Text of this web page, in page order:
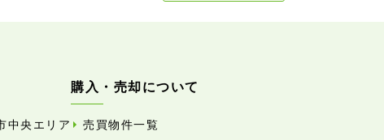
中央エリア
購入・売却について
売買物件一覧